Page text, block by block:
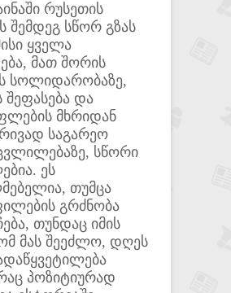
რუსეთის
შემდეგ სწორ გზას
ყველა
მათ შორის
სოლიდარობაზე,
შეფასება და
მხრიდან
საგარეო
სწორი
ეს
თუმცა
გრძნობა
თუნდაც იმის
მას შეეძლო, დღეს
პოზიტიურად